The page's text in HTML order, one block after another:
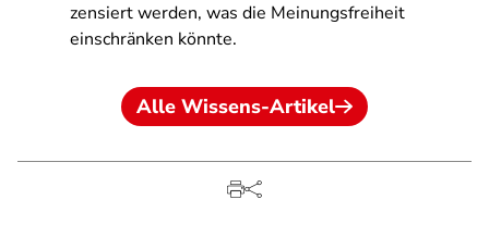
zensiert werden, was die Meinungsfreiheit
einschränken könnte.
Alle Wissens-Artikel